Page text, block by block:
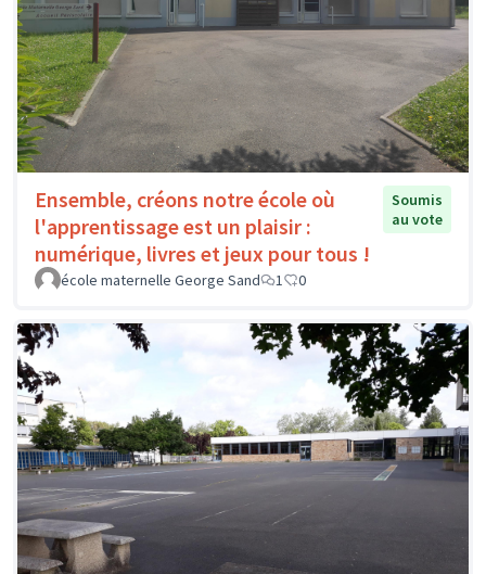
Ensemble, créons notre école où
l'apprentissage est un plaisir :
numérique, livres et jeux pour tous !
Soumis
au vote
école maternelle George Sand 1 0